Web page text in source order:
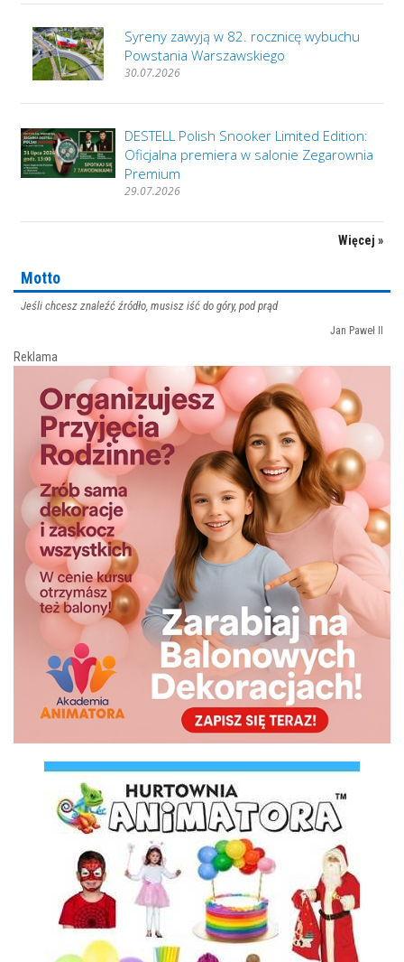
Syreny zawyją w 82. rocznicę wybuchu
Powstania Warszawskiego
30.07.2026
DESTELL Polish Snooker Limited Edition:
Oficjalna premiera w salonie Zegarownia
Premium
29.07.2026
Więcej »
Motto
Jeśli chcesz znaleźć źródło, musisz iść do góry, pod prąd
Jan Paweł II
Reklama